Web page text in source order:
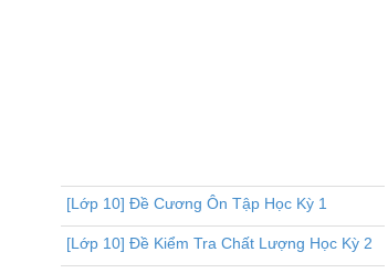
[Lớp 10] Đề Cương Ôn Tập Học Kỳ 1
[Lớp 10] Đề Kiểm Tra Chất Lượng Học Kỳ 2